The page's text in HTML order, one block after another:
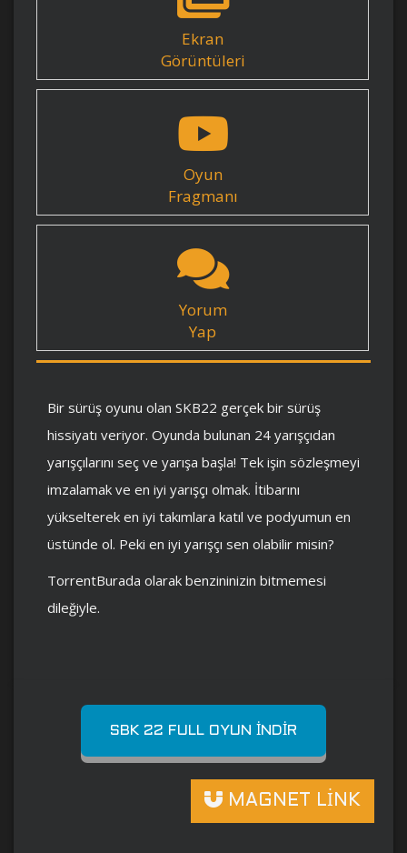
Ekran
Görüntüleri
Oyun
Fragmanı
Yorum
Yap
Bir sürüş oyunu olan SKB22 gerçek bir sürüş
hissiyatı veriyor. Oyunda bulunan 24 yarışçıdan
yarışçılarını seç ve yarışa başla! Tek işin sözleşmeyi
imzalamak ve en iyi yarışçı olmak. İtibarını
yükselterek en iyi takımlara katıl ve podyumun en
üstünde ol. Peki en iyi yarışçı sen olabilir misin?
TorrentBurada olarak benzininizin bitmemesi
dileğiyle.
SBK 22 FULL OYUN İNDIR
MAGNET LİNK